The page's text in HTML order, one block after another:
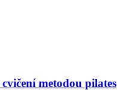
metodou pilates